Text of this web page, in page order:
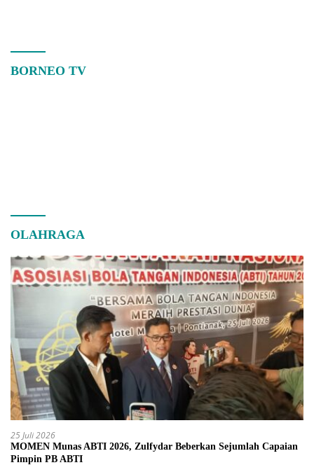
BORNEO TV
OLAHRAGA
25 Juli 2026
MOMEN Munas ABTI 2026, Zulfydar Beberkan Sejumlah Capaian
Pimpin PB ABTI